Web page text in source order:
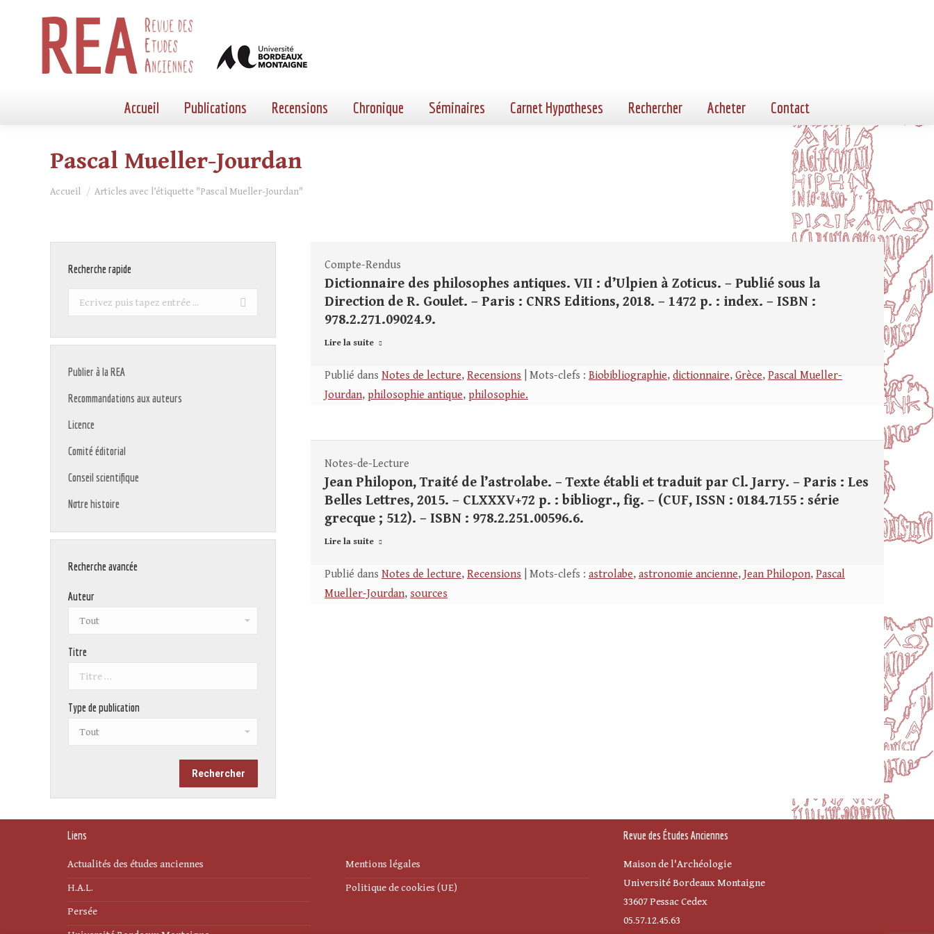
Accueil Publications Recensions Chronique Séminaires Carnet Hypotheses Rechercher Acheter Contact
Pascal Mueller-Jourdan
Vous êtes ici :
Accueil Articles avec l’étiquette "Pascal Mueller-Jourdan"
Compte-Rendus
Dictionnaire des philosophes antiques. VII : d’Ulpien à Zoticus. – Publié sous la
Direction de R. Goulet. – Paris : CNRS Editions, 2018. – 1472 p. : index. – ISBN :
978.2.271.09024.9.
Lire la suite
Publié dans Notes de lecture, Recensions | Mots-clefs : Biobibliographie, dictionnaire, Grèce, Pascal Mueller-
Jourdan, philosophie antique, philosophie.
Notes-de-Lecture
Jean Philopon, Traité de l’astrolabe. – Texte établi et traduit par Cl. Jarry. – Paris : Les
Belles Lettres, 2015. – CLXXXV+72 p. : bibliogr., fig. – (CUF, ISSN : 0184.7155 : série
grecque ; 512). – ISBN : 978.2.251.00596.6.
Lire la suite
Publié dans Notes de lecture, Recensions | Mots-clefs : astrolabe, astronomie ancienne, Jean Philopon, Pascal
Mueller-Jourdan, sources
Recherche rapide
Recherche
Publier à la REA
Recommandations aux auteurs
Licence
Comité éditorial
Conseil scientifique
Notre histoire
Recherche avancée
Auteur
Titre
Type de publication
Liens
Actualités des études anciennes
H.A.L.
Persée
Mentions légales
Politique de cookies (UE)
Revue des Études Anciennes
Maison de l'Archéologie
Université Bordeaux Montaigne
33607 Pessac Cedex
05.57.12.45.63